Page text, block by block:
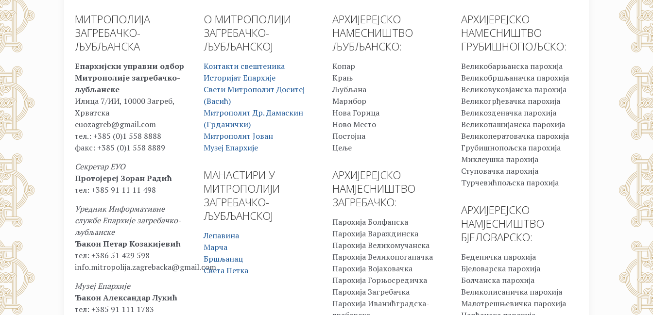
МИТРОПОЛИЈА
ЗАГРЕБАЧКО-
ЉУБЉАНСКА
Епархијски управни одбор
Митрополије загребачко-
љубљанске
Илица 7/ИИ, 10000 Загреб,
Хрватска
euozagreb@gmail.com
тел.: +385 (0)1 558 8888
факс: +385 (0)1 558 8889
Секретар ЕУО
Протојереј Зоран Радић
тел: +385 91 11 11 498
Уредник Информативне
службе Епархије загребачко-
љубљанске
Ђакон Петар Козакијевић
тел: +386 51 429 598
info.mitropolija.zagrebacka@gmail.com
Музеј Епархије
Ђакон Александар Лукић
тел: +385 91 111 1783
О МИТРОПОЛИЈИ
ЗАГРЕБАЧКО-
ЉУБЉАНСКОЈ
Контакти свештеника
Историјат Епархије
Свети Митрополит Доситеј
(Васић)
Митрополит Др. Дамаскин
(Грданички)
Митрополит Јован
Музеј Епархије
МАНАСТИРИ У
МИТРОПОЛИЈИ
ЗАГРЕБАЧКО-
ЉУБЉАНСКОЈ
Лепавина
Марча
Бршљанац
Света Петка
АРХИЈЕРЕЈСКО
НАМЕСНИШТВО
ЉУБЉАНСКО:
Копар
Крањ
Љубљана
Марибор
Нова Горица
Ново Место
Постојна
Цеље
АРХИЈЕРЕЈСКО
НАМЈЕСНИШТВО
ЗАГРЕБАЧКО:
Парохија Болфанска
Парохија Вараждинска
Парохија Великомучанска
Парохија Великопоганачка
Парохија Војаковачка
Парохија Горњосредичка
Парохија Загребачка
Парохија Иванићградска-
АРХИЈЕРЕЈСКО
НАМЕСНИШТВО
ГРУБИШНОПОЉСКО:
Великобарњанска парохија
Великобршљаначка парохија
Великовуковјанска парохија
Великогрђевачка парохија
Великозденачка парохија
Великопашијанска парохија
Великоператовачка парохија
Грубишнопољска парохија
Миклеушка парохија
Ступовачка парохија
Турчевићпољска парохија
АРХИЈЕРЕЈСКО
НАМЈЕСНИШТВО
БЈЕЛОВАРСКО:
Беденичка парохија
Бјеловарска парохија
Болчанска парохија
Великописаничка парохија
Малотрешњевичка парохија